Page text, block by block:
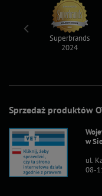
Sprzedaż produktów
w
ul.
08-
Superbrands
2024